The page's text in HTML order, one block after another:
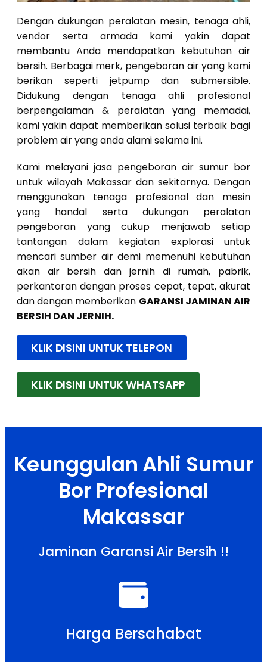
Dengan dukungan peralatan mesin, tenaga ahli,
vendor serta armada kami yakin dapat
membantu Anda mendapatkan kebutuhan air
bersih. Berbagai merk, pengeboran air yang kami
berikan seperti jetpump dan submersible.
Didukung dengan tenaga ahli profesional
berpengalaman & peralatan yang memadai,
kami yakin dapat memberikan solusi terbaik bagi
problem air yang anda alami selama ini.
Kami melayani jasa pengeboran air sumur bor
untuk wilayah Makassar dan sekitarnya. Dengan
menggunakan tenaga profesional dan mesin
yang handal serta dukungan peralatan
pengeboran yang cukup menjawab setiap
tantangan dalam kegiatan explorasi untuk
mencari sumber air demi memenuhi kebutuhan
akan air bersih dan jernih di rumah, pabrik,
perkantoran dengan proses cepat, tepat, akurat
dan dengan memberikan GARANSI JAMINAN AIR
BERSIH DAN JERNIH.
KLIK DISINI UNTUK TELEPON
KLIK DISINI UNTUK WHATSAPP
Keunggulan Ahli Sumur
Bor Profesional
Makassar
Jaminan Garansi Air Bersih !!
Harga Bersahabat